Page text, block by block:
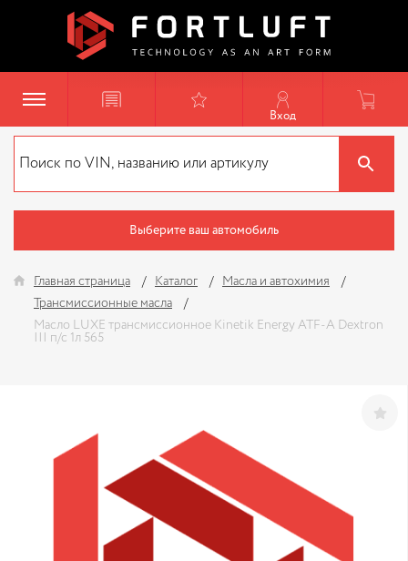
Вход
Выберите ваш автомобиль
Главная страница Каталог
Масла и автохимия
Трансмиссионные масла
Масло LUXE трансмиссионное Kinetik Energy ATF-A Dextron
III п/с 1л 565